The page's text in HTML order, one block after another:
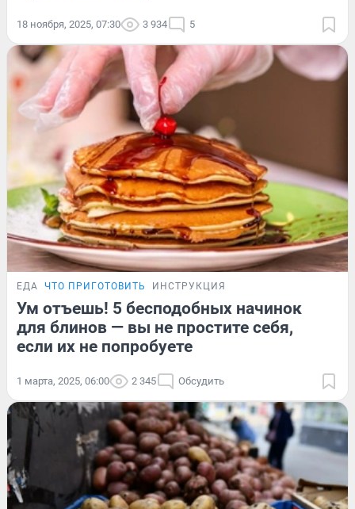
18 ноября, 2025, 07:30 3 934 5
ЕДА ЧТО ПРИГОТОВИТЬ ИНСТРУКЦИЯ
Ум отъешь! 5 бесподобных начинок
для блинов — вы не простите себя,
если их не попробуете
1 марта, 2025, 06:00 2 345 Обсудить